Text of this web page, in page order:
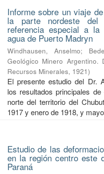
Informe sobre un viaje
la parte nordeste del
referencia especial a
agua de Puerto Madryn
Windhausen, Anselmo;
Geológico Minero
Recursos Minerales, 1921)
El presente estudio del Dr.
los resultados principales
norte del territorio del
1917 y enero de 1918, y
Estudio de las
en la región centro este
Paraná